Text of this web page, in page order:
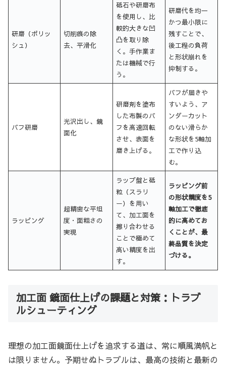
研磨（ポリッ
シュ）
切削痕の除
去、平滑化
砥石や研磨布
を使用し、比
較的大きな凹
凸を取り除
く。手作業ま
たは機械で行
う。
研磨代を均一
かつ最小限に
残すことで、
後工程の負荷
と形状崩れを
抑制する。
バフ研磨
光沢出し、鏡
面化
研磨剤を塗布
した布製のバ
フを高速回転
させ、表面を
磨き上げる。
バフが届きや
すいよう、ア
ンダーカット
のない滑らか
な形状を5軸加
工で作り込
む。
ラッピング
超精密な平坦
度・面粗さの
実現
ラップ盤と砥
粒（スラリ
ー）を用い
て、加工面を
擦り合わせる
ことで極めて
高い精度を出
す。
ラッピング前
の形状精度を5
軸加工で徹底
的に高めてお
くことが、最
終品質を決定
づける。
加工面 鏡面仕上げの課題と対策：トラブ
ルシューティング
理想の加工面鏡面仕上げを追求する道は、常に順風満帆と
は限りません。予期せぬトラブルは、最高の技術と最新の